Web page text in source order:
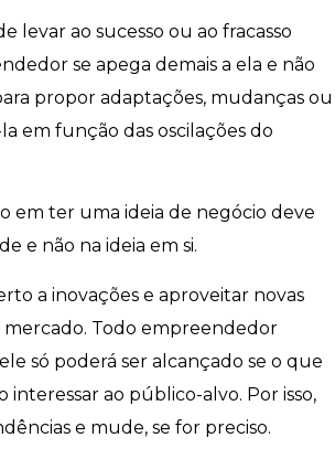
levar ao sucesso ou ao fracasso
se apega demais a ela e não
propor adaptações, mudanças ou
em função das oscilações do
em ter uma ideia de negócio deve
e não na ideia em si.
a inovações e aproveitar novas
Todo empreendedor
só poderá ser alcançado se o que
interessar ao público-alvo. Por isso,
e mude, se for preciso.